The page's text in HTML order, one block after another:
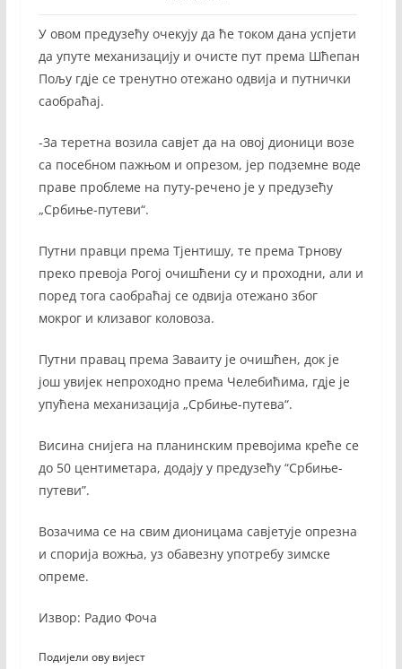
У овом предузећу очекују да ће током дана успјети
да упуте механизацију и очисте пут према Шћепан
Пољу гдје се тренутно отежано одвија и путнички
саобраћај.
-За теретна возила савјет да на овој дионици возе
са посебном пажњом и опрезом, јер подземне воде
праве проблеме на путу-речено је у предузећу
„Србиње-путеви“.
Путни правци према Тјентишу, те према Трнову
преко превоја Рогој очишћени су и проходни, али и
поред тога саобраћај се одвија отежано због
мокрог и клизавог коловоза.
Путни правац према Заваиту је очишћен, док је
још увијек непроходно према Челебићима, гдје је
упућена механизација „Србиње-путева“.
Висина снијега на планинским превојима креће се
до 50 центиметара, додају у предузећу “Србиње-
путеви”.
Возачима се на свим дионицама савјетује опрезна
и спорија вожња, уз обавезну употребу зимске
опреме.
Извор: Радио Фоча
Подијели ову вијест